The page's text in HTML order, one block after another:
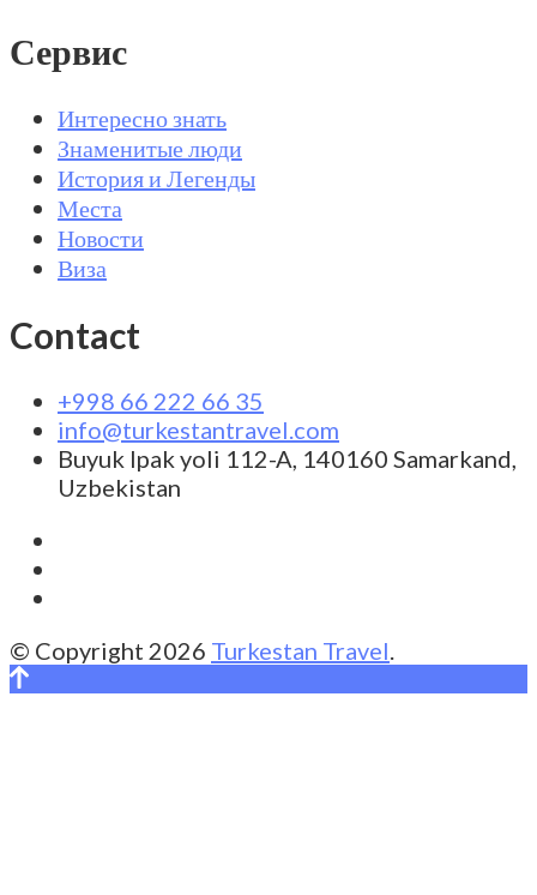
Сервис
Интересно знать
Знаменитые люди
История и Легенды
Места
Новости
Виза
Contact
+998 66 222 66 35
info@turkestantravel.com
Buyuk Ipak yoli 112-A, 140160 Samarkand,
Uzbekistan
© Copyright 2026 Turkestan Travel.